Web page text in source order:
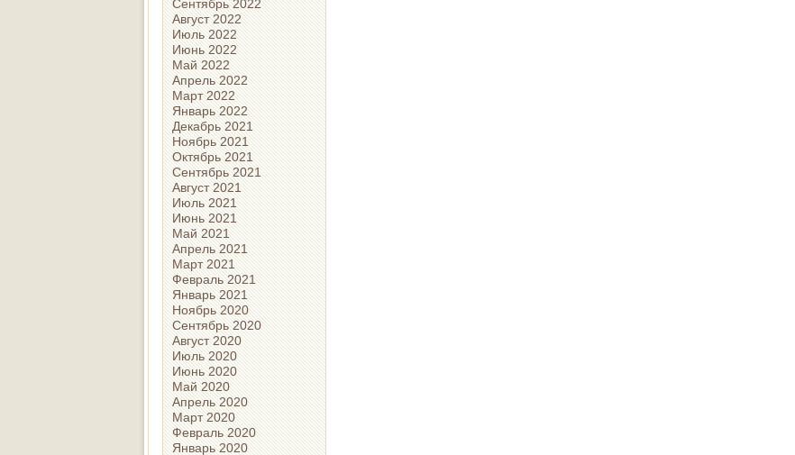
Сентябрь 2022
Август 2022
Июль 2022
Июнь 2022
Май 2022
Апрель 2022
Март 2022
Январь 2022
Декабрь 2021
Ноябрь 2021
Октябрь 2021
Сентябрь 2021
Август 2021
Июль 2021
Июнь 2021
Май 2021
Апрель 2021
Март 2021
Февраль 2021
Январь 2021
Ноябрь 2020
Сентябрь 2020
Август 2020
Июль 2020
Июнь 2020
Май 2020
Апрель 2020
Март 2020
Февраль 2020
Январь 2020